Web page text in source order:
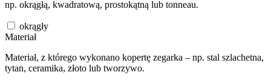
np. okrągłą, kwadratową, prostokątną lub tonneau.
okrągły
Materiał
Materiał, z którego wykonano kopertę zegarka – np. stal szlachetna,
tytan, ceramika, złoto lub tworzywo.